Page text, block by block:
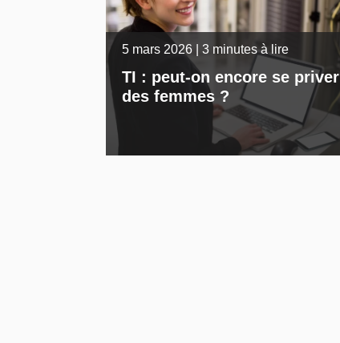
5 mars 2026 | 3 minutes à lire
TI : peut-on encore se priver
des femmes ?